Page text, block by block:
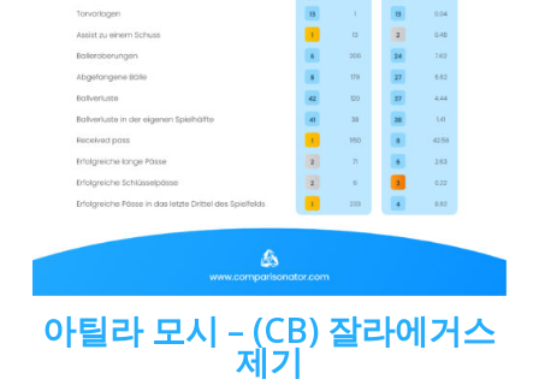
아틸라 모시 – (CB) 잘라에거스
제기